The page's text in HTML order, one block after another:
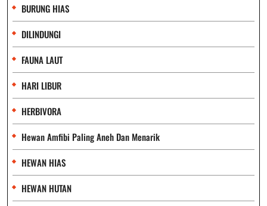
BURUNG HIAS
DILINDUNGI
FAUNA LAUT
HARI LIBUR
HERBIVORA
Hewan Amfibi Paling Aneh Dan Menarik
HEWAN HIAS
HEWAN HUTAN